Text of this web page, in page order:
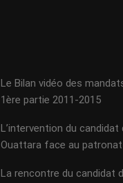
Le Bilan vidéo des
1ère partie 2011-2015
L’intervention du candidat
Ouattara face au patronat
La rencontre du candidat